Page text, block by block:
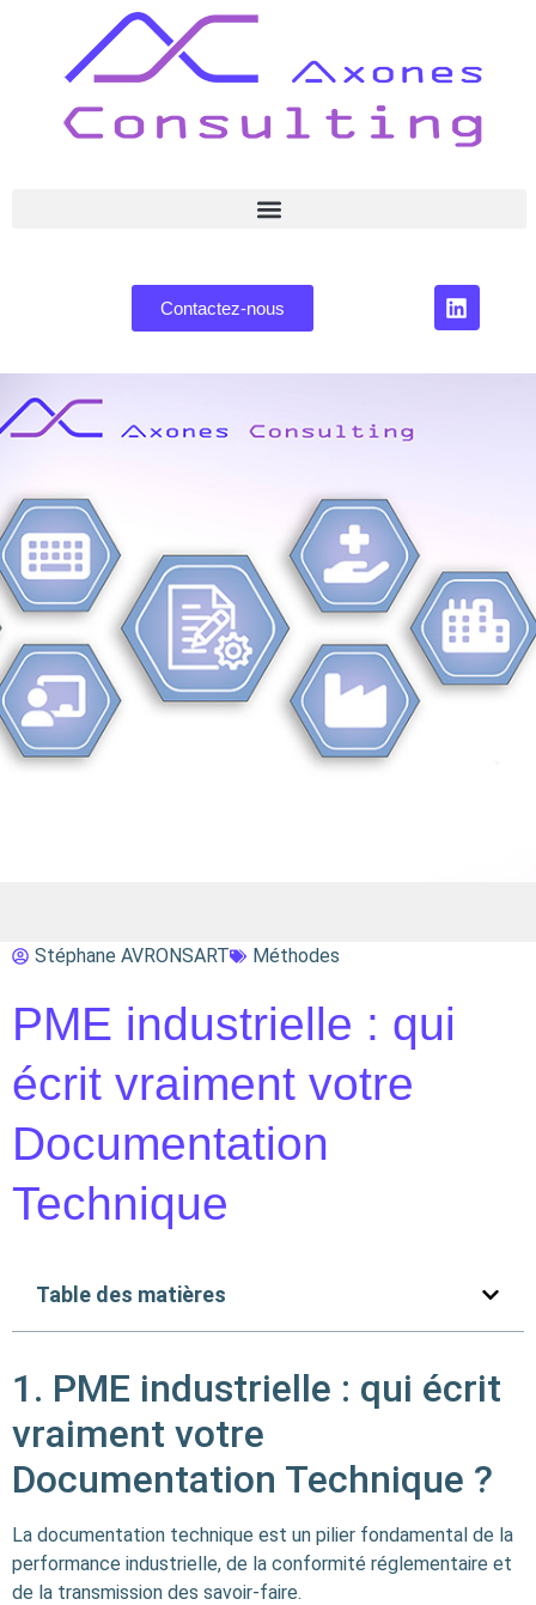
Contactez-nous
Stéphane AVRONSART Méthodes
PME industrielle : qui
écrit vraiment votre
Documentation
Technique
Table des matières
1. PME industrielle : qui écrit
vraiment votre
Documentation Technique ?
La documentation technique est un pilier fondamental de la
performance industrielle, de la conformité réglementaire et
de la transmission des savoir-faire.